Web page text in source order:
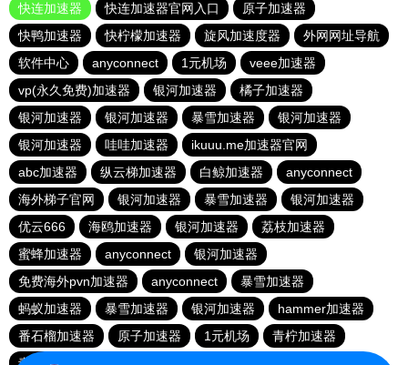
快连加速器
快连加速器官网入口
原子加速器
快鸭加速器
快柠檬加速器 旋风加速度器
外网网址导航
软件中心
anyconnect 1元机场
veee加速器
vp(永久免费)加速器
银河加速器
橘子加速器
银河加速器
银河加速器 暴雪加速器
银河加速器
银河加速器
哇哇加速器
ikuuu.me加速器官网
abc加速器
纵云梯加速器 白鲸加速器
anyconnect
海外梯子官网
银河加速器 暴雪加速器
银河加速器
优云666
海鸥加速器 银河加速器
荔枝加速器
蜜蜂加速器
anyconnect
银河加速器
免费海外pvn加速器
anyconnect
暴雪加速器
蚂蚁加速器
暴雪加速器 银河加速器
hammer加速器
番石榴加速器
原子加速器 1元机场
青柠加速器